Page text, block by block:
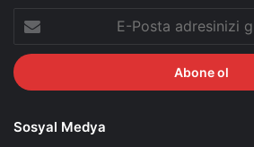
Posta
adresinizi
giriniz
Sosyal Medya